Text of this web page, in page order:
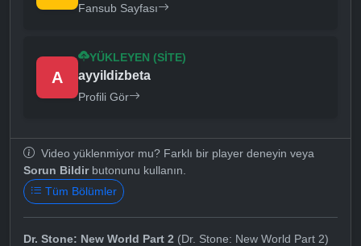
Fansub Sayfası
A
YÜKLEYEN (SITE)
ayyildizbeta
Profili Gör
Video yüklenmiyor mu? Farklı bir player deneyin veya
Sorun Bildirbutonunu kullanın.
Tüm Bölümler
Dr. Stone: New World Part 2 (Dr. Stone: New World Part 2)